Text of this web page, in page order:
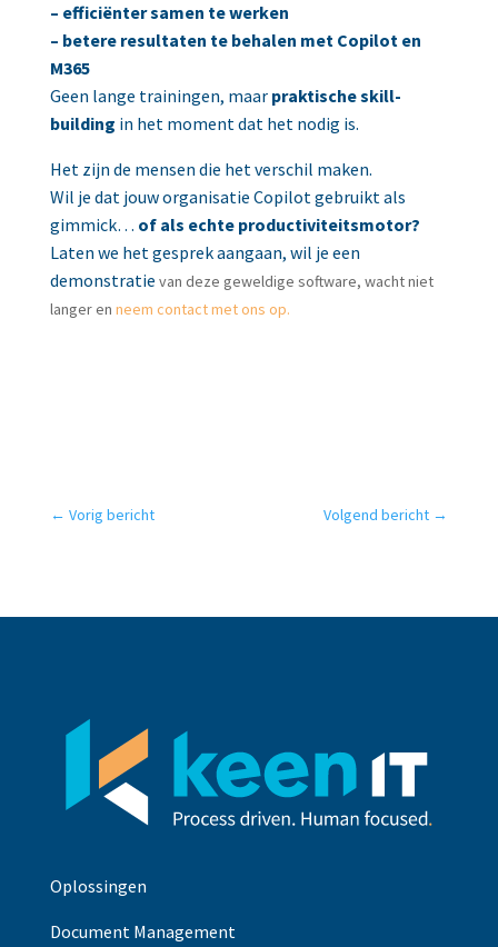
– efficiënter samen te werken
– betere resultaten te behalen met Copilot en
M365
Geen lange trainingen, maar praktische skill-
building in het moment dat het nodig is.
Het zijn de mensen die het verschil maken.
Wil je dat jouw organisatie Copilot gebruikt als
gimmick… of als echte productiviteitsmotor?
Laten we het gesprek aangaan, wil je een
demonstratie van deze geweldige software, wacht niet
langer en neem contact met ons op.
← Vorig bericht Volgend bericht →
Oplossingen
Document Management